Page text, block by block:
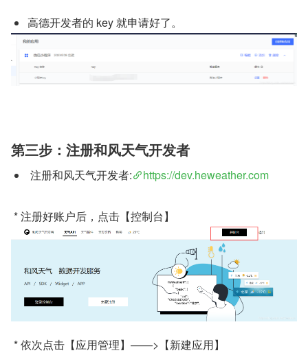
高德开发者的 key 就申请好了。
第三步：注册和风天气开发者
注册和风天气开发者: https://dev.heweather.com
* 注册好账户后，点击【控制台】
* 依次点击【应用管理】——>【新建应用】